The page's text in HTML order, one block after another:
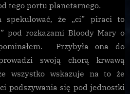
tego portu planetarnego.
spekulować, że „ci” piraci to
pod rozkazami Bloody Mary o
Przybyła ona do
swoją chorą krwawą
wszystko wskazuje na to że
podszywania się pod jednostki